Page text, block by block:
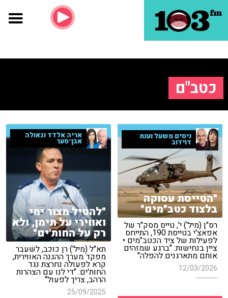
כטב"ם
ניסים משעל וענת
דוידוב
"הטייסת עסוקה
בלצוד כטב"מים"
רס"ן (מיל') י', טייס מסק"ר של
אפאצ'י בטייסת 190, התייחס
לפעילות של ציד הכטב"מים •
ציין בנחישות: "ברגע שמזהים
אותם מתארגנים להפלה"
12/03/2026
אריה אלדד וגאולה
אבן־סער
"להטיל מצור ימי
ואווירי על תימן, ולא
רק על החות'ים"
תא"ל (מיל') רן כוכב, לשעבר
מפקד מערך ההגנה האווירית,
קרא לפעולה נחרצת נגד
החות'ים: "די לנו עם הצהרות
הרהב, צריך לפעול"
25/09/2025